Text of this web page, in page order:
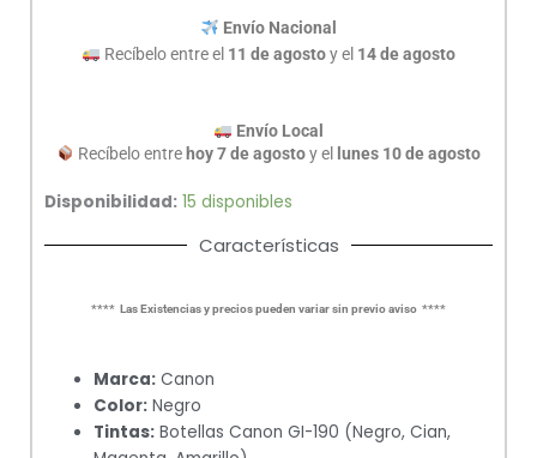
Envío Nacional
Recíbelo entre el 11 de agostoy el 14 de agosto
Envío Local
Recíbelo entre hoy 7 de agostoy el lunes 10 de agosto
Disponibilidad: 15 disponibles
Características
**** Las Existencias y precios pueden variar sin previo aviso ****
Marca: Canon
Color: Negro
Tintas: Botellas Canon GI-190 (Negro, Cian,